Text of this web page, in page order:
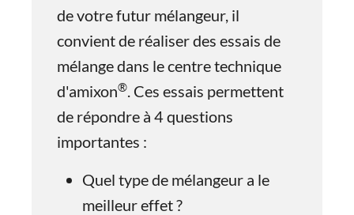
de votre futur mélangeur, il
convient de réaliser des essais de
mélange dans le centre technique
d'amixon®. Ces essais permettent
de répondre à 4 questions
importantes :
Quel type de mélangeur a le
meilleur effet ?